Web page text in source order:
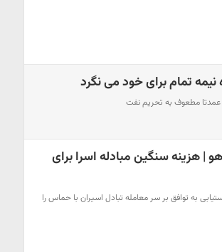
تمام برای خود می نگرد
عمدتا مطعوف به تحریم نفت
| هزینه سنگین مبادله اسرا برای
به توافق بر سر معامله تبادل اسیران با حماس را